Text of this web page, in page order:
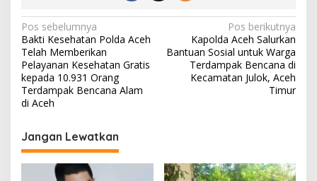
N
a
v
i
g
a
s
i
Pos sebelumnya
Bakti Kesehatan Polda Aceh
Telah Memberikan
Pelayanan Kesehatan Gratis
kepada 10.931 Orang
Terdampak Bencana Alam
di Aceh
Pos berikutnya
Kapolda Aceh Salurkan
Bantuan Sosial untuk Warga
Terdampak Bencana di
Kecamatan Julok, Aceh
Timur
Jangan Lewatkan